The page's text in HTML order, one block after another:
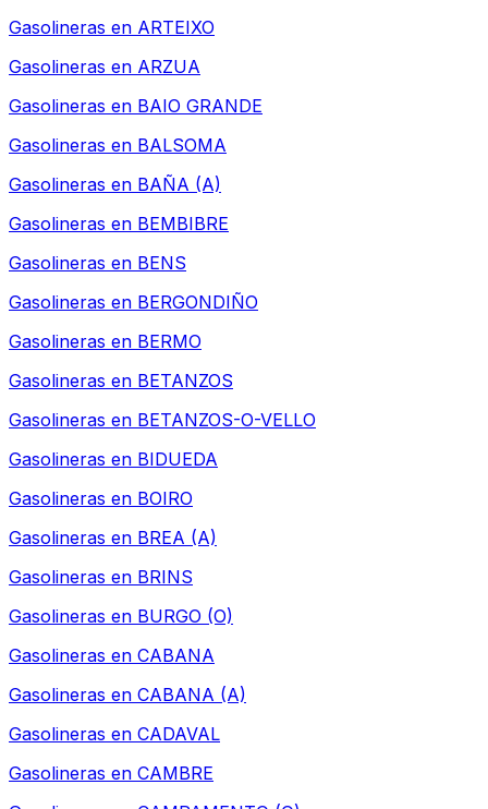
Gasolineras en ARTEIXO
Gasolineras en ARZUA
Gasolineras en BAIO GRANDE
Gasolineras en BALSOMA
Gasolineras en BAÑA (A)
Gasolineras en BEMBIBRE
Gasolineras en BENS
Gasolineras en BERGONDIÑO
Gasolineras en BERMO
Gasolineras en BETANZOS
Gasolineras en BETANZOS-O-VELLO
Gasolineras en BIDUEDA
Gasolineras en BOIRO
Gasolineras en BREA (A)
Gasolineras en BRINS
Gasolineras en BURGO (O)
Gasolineras en CABANA
Gasolineras en CABANA (A)
Gasolineras en CADAVAL
Gasolineras en CAMBRE